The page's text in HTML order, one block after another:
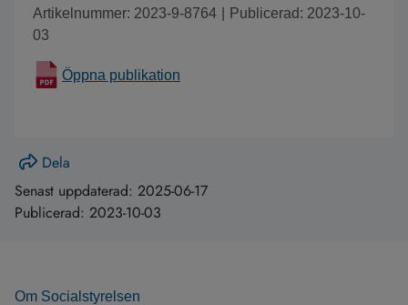
Artikelnummer: 2023-9-8764
Publicerad: 2023-10-
03
Öppna publikation
Dela
Senast uppdaterad: 2025-06-17
Publicerad: 2023-10-03
Om Socialstyrelsen